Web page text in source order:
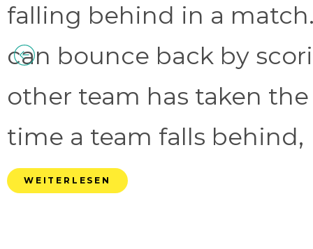
falling behind in a
can bounce back by
other team has taken
time a team falls behind,
WEITERLESEN